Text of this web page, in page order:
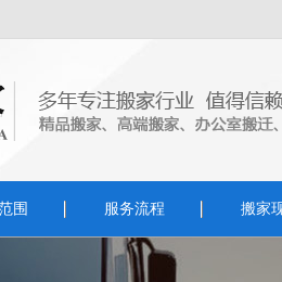
围 服务流程 搬家